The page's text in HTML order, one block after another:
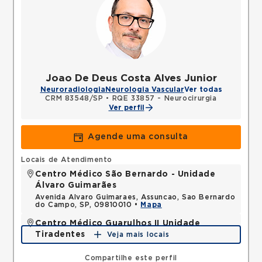
Joao De Deus Costa Alves Junior
Neuroradiologia Neurologia VascularVer todas
CRM 83548/SP •
RQE 33857 - Neurocirurgia
Ver perfil
Agende uma consulta
Compartilhe este perfil
Locais de Atendimento
Centro Médico São Bernardo - Unidade
Álvaro Guimarães
Avenida Alvaro Guimaraes, Assuncao, Sao Bernardo
do Campo, SP, 09810010 •
Mapa
Centro Médico Guarulhos II Unidade
Tiradentes
Avenida Tiradentes, Jardim Guarulhos, Guarulhos,
SP, 07090000 •
Mapa
Veja mais locais